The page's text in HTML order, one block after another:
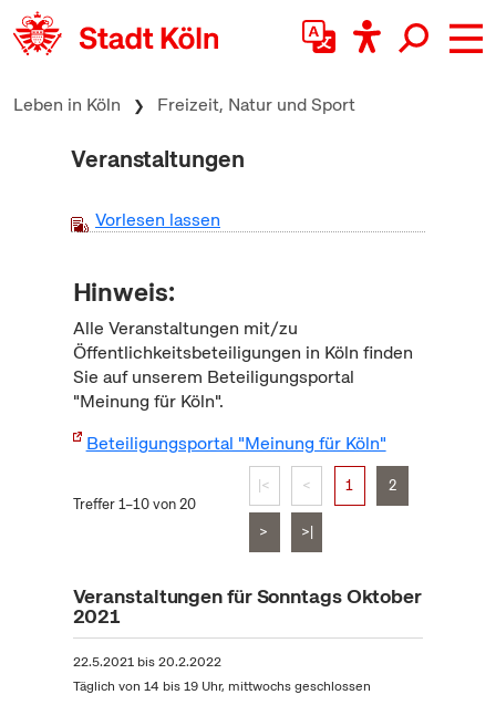
zum Inhalt springen
Leben in Köln Freizeit, Natur und Sport
Veranstaltungen
Vorlesen lassen
Hinweis:
Alle Veranstaltungen mit/zu
Öffentlichkeitsbeteiligungen in Köln finden
Sie auf unserem Beteiligungsportal
"Meinung für Köln".
Beteiligungsportal "Meinung für Köln"
Treffer 1–10 von 20
|< < 1 2
> >|
Veranstaltungen für Sonntags Oktober
2021
22.5.2021bis20.2.2022
Täglich von 14 bis 19 Uhr, mittwochs geschlossen